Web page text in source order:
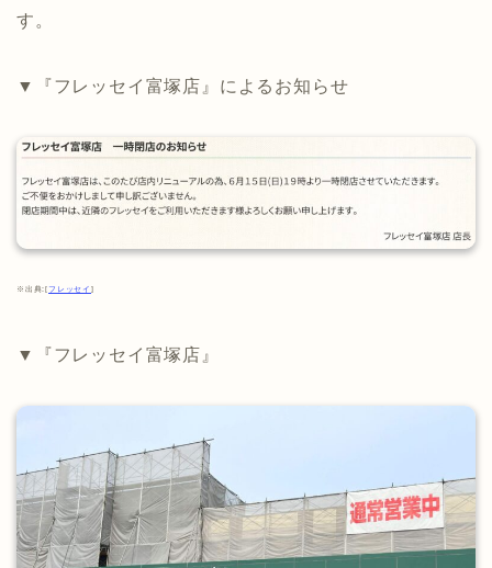
す。
▼『フレッセイ富塚店』によるお知らせ
※出典:[フレッセイ]
▼『フレッセイ富塚店』